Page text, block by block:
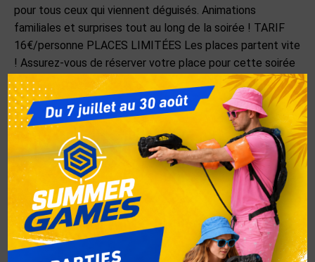
pour tous ceux qui viennent déguisés. Animations
familiales et surprises tout au long de la soirée ! TARIF
16€/personne PLACES LIMITÉES Les places partent vite
! Assurez-vous de réserver votre place pour cette soirée
exceptionnelle et conviviale. Réservez dès maintenant !
Réservez en ligne maintenant ! Ou par téléphone au 02
270 35 17
Catégorie :Non classé Jane Doe
25 septembre 2024
Laisser un commentaire
Auteur : Jane Doe